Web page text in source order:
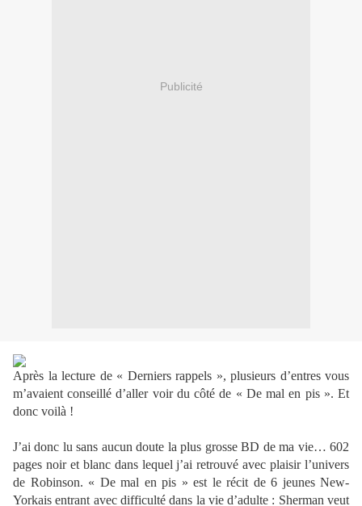
Publicité
Après la lecture de « Derniers rappels », plusieurs d’entres vous
m’avaient conseillé d’aller voir du côté de « De mal en pis ». Et
donc voilà !
J’ai donc lu sans aucun doute la plus grosse BD de ma vie… 602
pages noir et blanc dans lequel j’ai retrouvé avec plaisir l’univers
de Robinson. « De mal en pis » est le récit de 6 jeunes New-
Yorkais entrant avec difficulté dans la vie d’adulte : Sherman veut